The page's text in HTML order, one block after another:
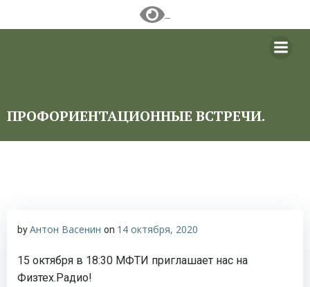
ПРОФОРИЕНТАЦИОННЫЕ ВСТРЕЧИ.
byАнтон Васенин on 14 октября, 2020
15 октября в 18:30 МФТИ приглашает нас на
Физтех.Радио!